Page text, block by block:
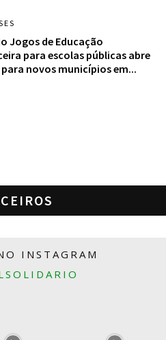
Jogos de Educação
para escolas públicas abre
novos municípios em...
INSTAGRAM